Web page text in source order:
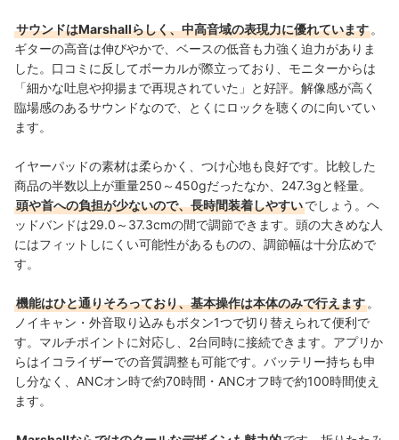
サウンドはMarshallらしく、中高音域の表現力に優れています 。
ギターの高音は伸びやかで、ベースの低音も力強く迫力がありま
した 。口コミに反してボーカルが際立っており、モニターからは
「細かな吐息や抑揚まで再現されていた」と好評。解像感が高く
臨場感のあるサウンドなので、とくにロックを聴くのに向いてい
ます。
イヤーパッドの素材は柔らかく、つけ心地も良好です。比較した
商品の半数以上が重量250～450gだったなか、247.3gと軽量。
頭や首への負担が少ないので、長時間装着しやすいでしょう。ヘ
ッドバンドは29.0～37.3cmの間で調節できます。頭の大きめな人
にはフィットしにくい可能性があるものの、調節幅は十分広めで
す。
機能はひと通りそろっており、基本操作は本体のみで行えます 。
ノイキャン・外音取り込みもボタン1つで切り替えられて便利で
す。マルチポイントに対応し、2台同時に接続できます。アプリか
らはイコライザーでの音質調整も可能です。バッテリー持ちも申
し分なく、ANCオン時で約70時間・ANCオフ時で約100時間使え
ます。